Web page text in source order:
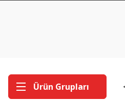
Ürün Grupları